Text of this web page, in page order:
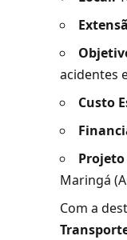
acidentes
Custo
Projeto
Maringá
Com a